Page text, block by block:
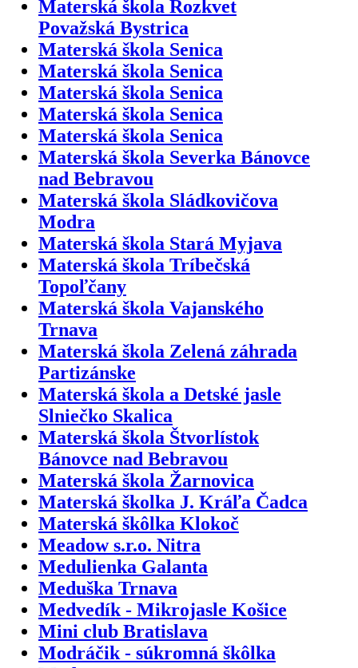
Materská škola Rozkvet
Považská Bystrica
Materská škola Senica
Materská škola Senica
Materská škola Senica
Materská škola Senica
Materská škola Senica
Materská škola Severka Bánovce
nad Bebravou
Materská škola Sládkovičova
Modra
Materská škola Stará Myjava
Materská škola Tríbečská
Topoľčany
Materská škola Vajanského
Trnava
Materská škola Zelená záhrada
Partizánske
Materská škola a Detské jasle
Slniečko Skalica
Materská škola Štvorlístok
Bánovce nad Bebravou
Materská škola Žarnovica
Materská školka J. Kráľa Čadca
Materská škôlka Klokoč
Meadow s.r.o. Nitra
Medulienka Galanta
Meduška Trnava
Medvedík - Mikrojasle Košice
Mini club Bratislava
Modráčik - súkromná škôlka